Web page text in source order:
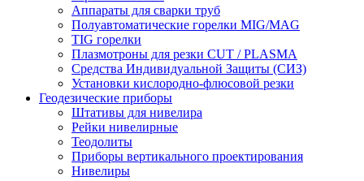
Аппараты для сварки труб
Полуавтоматические горелки MIG/MAG
TIG горелки
Плазмотроны для резки CUT / PLASMA
Средства Индивидуальной Защиты (СИЗ)
Установки кислородно-флюсовой резки
Геодезические приборы
Штативы для нивелира
Рейки нивелирные
Теодолиты
Приборы вертикального проектирования
Нивелиры